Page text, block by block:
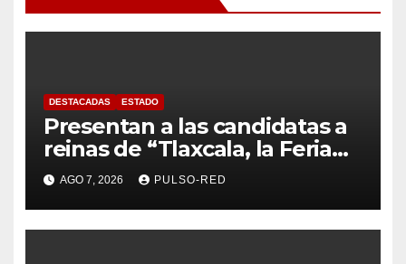
DESTACADAS ESTADO
Presentan a las candidatas a
reinas de “Tlaxcala, la Feria
de Ferias 2026: La Flor
Tlaxcalteca”
AGO 7, 2026 PULSO-RED